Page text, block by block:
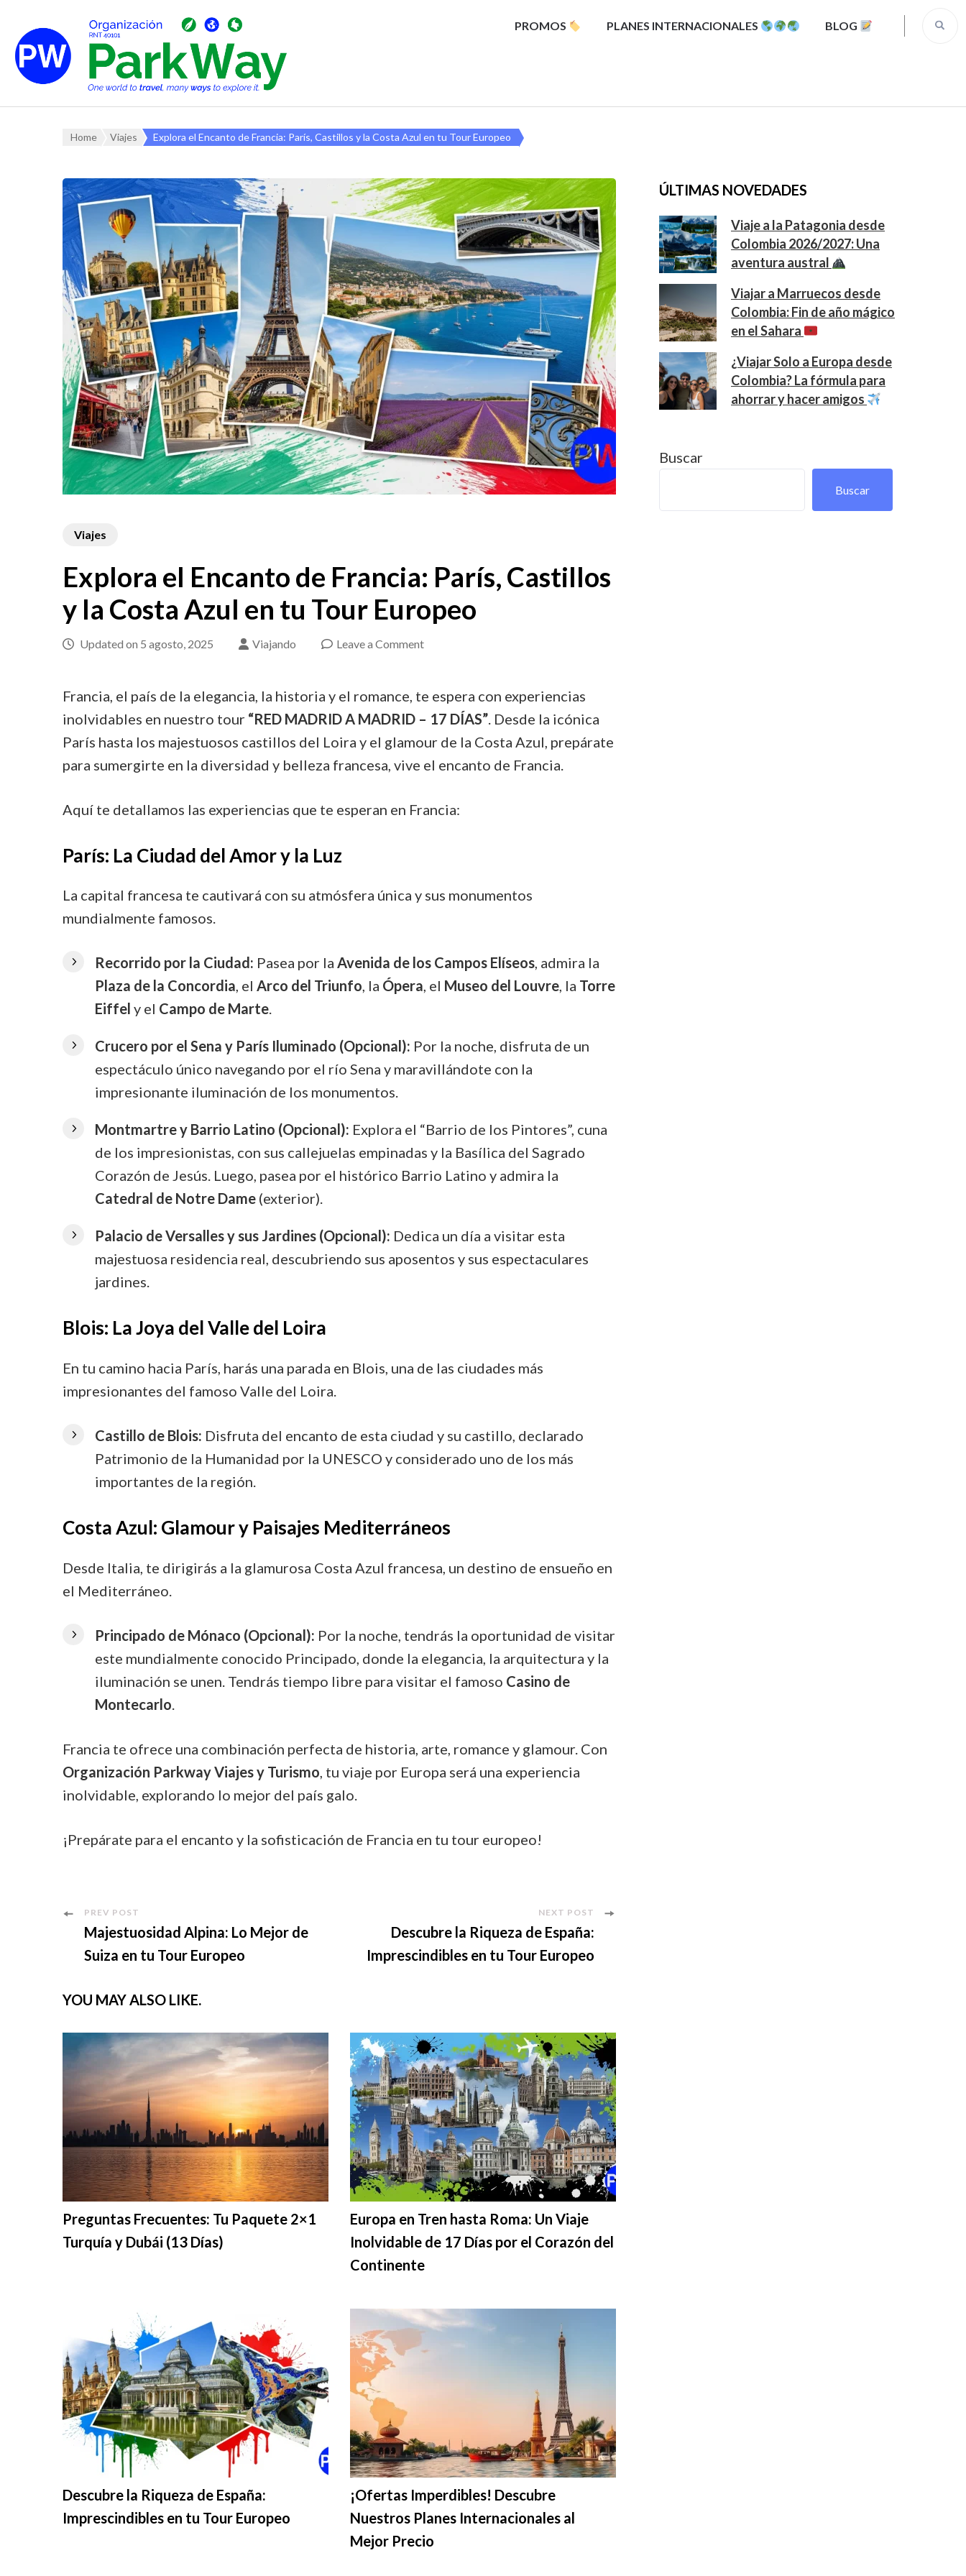
PROMOS PLANES INTERNACIONALES BLOG
Home Viajes Explora el Encanto de Francia: París, Castillos y la Costa Azul en tu Tour Europeo
Viajes
Explora el Encanto de Francia: París, Castillos
y la Costa Azul en tu Tour Europeo
Updated on 5 agosto, 2025 Viajando Leave a Commenton
Encanto
Francia:
Castillos
Azul
Tour
Europeo
Francia, el país de la elegancia, la historia y el romance, te espera con experiencias
inolvidables en nuestro tour “RED MADRID A MADRID – 17 DÍAS” . Desde la icónica
París hasta los majestuosos castillos del Loira y el glamour de la Costa Azul, prepárate
para sumergirte en la diversidad y belleza francesa, vive el encanto de Francia.
Aquí te detallamos las experiencias que te esperan en Francia:
París: La Ciudad del Amor y la Luz
La capital francesa te cautivará con su atmósfera única y sus monumentos
mundialmente famosos.
Recorrido por la Ciudad: Pasea por la Avenida de los Campos Elíseos, admira la
Plaza de la Concordia, el Arco del Triunfo, la Ópera, el Museo del Louvre, la Torre
Eiffel y el Campo de Marte.
Crucero por el Sena y París Iluminado (Opcional): Por la noche, disfruta de un
espectáculo único navegando por el río Sena y maravillándote con la
impresionante iluminación de los monumentos.
Montmartre y Barrio Latino (Opcional): Explora el “Barrio de los Pintores”, cuna
de los impresionistas, con sus callejuelas empinadas y la Basílica del Sagrado
Corazón de Jesús. Luego, pasea por el histórico Barrio Latino y admira la
Catedral de Notre Dame (exterior).
Palacio de Versalles y sus Jardines (Opcional): Dedica un día a visitar esta
majestuosa residencia real, descubriendo sus aposentos y sus espectaculares
jardines.
Blois: La Joya del Valle del Loira
En tu camino hacia París, harás una parada en Blois, una de las ciudades más
impresionantes del famoso Valle del Loira.
Castillo de Blois: Disfruta del encanto de esta ciudad y su castillo, declarado
Patrimonio de la Humanidad por la UNESCO y considerado uno de los más
importantes de la región.
Costa Azul: Glamour y Paisajes Mediterráneos
Desde Italia, te dirigirás a la glamurosa Costa Azul francesa, un destino de ensueño en
el Mediterráneo.
Principado de Mónaco (Opcional): Por la noche, tendrás la oportunidad de visitar
este mundialmente conocido Principado, donde la elegancia, la arquitectura y la
iluminación se unen. Tendrás tiempo libre para visitar el famoso Casino de
Montecarlo
Francia te ofrece una combinación perfecta de historia, arte, romance y glamour. Con
Organización Parkway Viajes y Turismo , tu viaje por Europa será una experiencia
inolvidable, explorando lo mejor del país galo.
¡Prepárate para el encanto y la sofisticación de Francia en tu tour europeo!
Post
Navigation
PREV POST
Majestuosidad Alpina: Lo Mejor de
Suiza en tu Tour Europeo
NEXT POST
Descubre la Riqueza de España:
Imprescindibles en tu Tour Europeo
YOU MAY ALSO LIKE.
Preguntas Frecuentes: Tu Paquete 2×1
Turquía y Dubái (13 Días)
Europa en Tren hasta Roma: Un Viaje
Inolvidable de 17 Días por el Corazón del
Continente
Descubre la Riqueza de España:
Imprescindibles en tu Tour Europeo
¡Ofertas Imperdibles! Descubre
Nuestros Planes Internacionales al
Mejor Precio
ÚLTIMAS NOVEDADES
Viaje a la Patagonia desde
Colombia 2026/2027: Una
aventura austral
Viajar a Marruecos desde
Colombia: Fin de año mágico
en el Sahara
¿Viajar Solo a Europa desde
Colombia? La fórmula para
ahorrar y hacer amigos
Buscar
Buscar